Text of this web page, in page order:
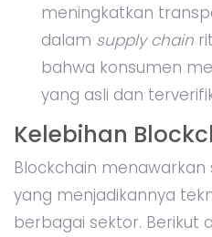
meningkatkan
dalam supply chain
bahwa konsumen
yang asli dan
Kelebihan
Blockchain
yang menjadikannya
berbagai sektor. Berikut